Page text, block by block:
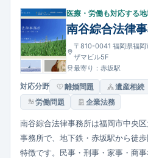
医療・労働も対応する
南谷綜合法律
〒810-0041 福岡県福岡
ザマビル5F
最寄り：赤坂駅
対応分野 離婚問題 遺産相続
労働問題
企業法務
南谷綜合法律事務所は福岡市中央
事務所で、地下鉄・赤坂駅から徒
特徴です。民事・刑事・家事・商